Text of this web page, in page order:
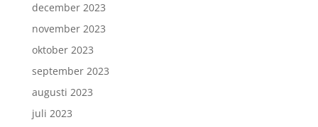
december 2023
november 2023
oktober 2023
september 2023
augusti 2023
juli 2023